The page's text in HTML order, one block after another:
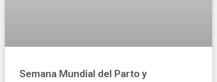
Semana Mundial del Parto y